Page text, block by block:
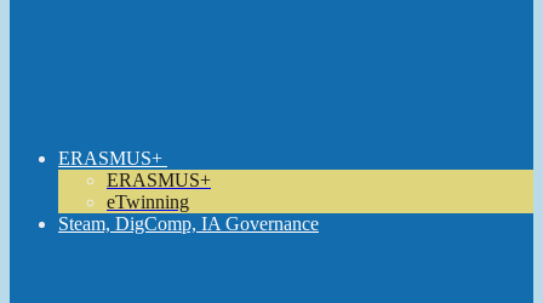
ERASMUS+
ERASMUS+
eTwinning
Steam, DigComp, IA Governance